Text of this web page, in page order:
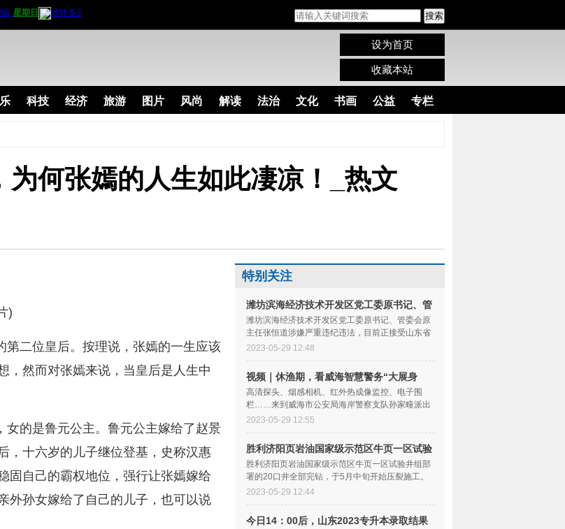
搜索
设为首页
收藏本站
科技 经济 旅游 图片 风尚 解读 法治 文化 书画 公益 专栏
为何张嫣的人生如此凄凉！_热文
)
二位皇后。按理说，张嫣的一生应该
，然而对张嫣来说，当皇后是人生中
女的是鲁元公主。鲁元公主嫁给了赵景
，十六岁的儿子继位登基，史称汉惠
固自己的霸权地位，强行让张嫣嫁给
外孙女嫁给了自己的儿子，也可以说
特别关注
潍坊滨海经济技术开发区党工委原书记、管
委会原主任张恒道接受纪律审查和监察调查
潍坊滨海经济技术开发区党工委原书记、管委会原
主任张恒道涉嫌严重违纪违法，目前正接受山东省
纪委监委纪律
2023-05-29 12:48
视频｜休渔期，看威海智慧警务“大展身
手”！_天天最资讯
高清探头、烟感相机、红外热成像监控、电子围
栏……来到威海市公安局海岸警察支队孙家疃派出
所远遥科技湾区
2023-05-29 12:55
胜利济阳页岩油国家级示范区牛页一区试验
井组20口井全部完钻
胜利济阳页岩油国家级示范区牛页一区试验井组部
署的20口井全部完钻，于5月中旬开始压裂施工。
此次完钻的20
2023-05-29 12:44
今日14：00后，山东2023专升本录取结果